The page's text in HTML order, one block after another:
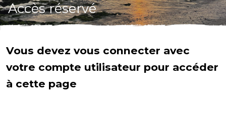
Accès réservé
Vous devez vous connecter avec
votre compte utilisateur pour accéder
à cette page